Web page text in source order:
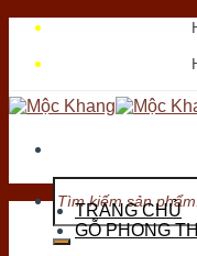
Skip
content
Tìm
kiếm:TRANG CHỦ
GỖ PHONG